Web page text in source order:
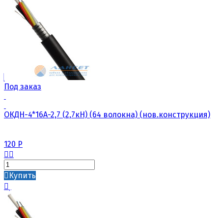
Под заказ
ОКДН-4*16А-2,7 (2,7кН) (64 волокна) (нов.конструкция)
120 Р
Купить